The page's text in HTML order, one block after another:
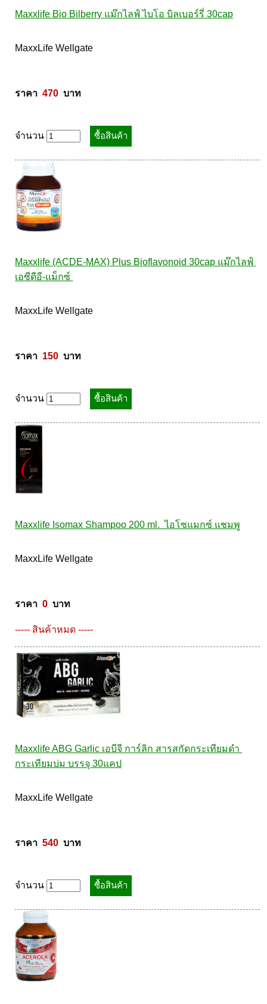
Maxxlife Bio Bilberry แม๊กไลฟ์ ไบโอ บิลเบอร์รี่ 30cap
MaxxLife Wellgate
ราคา 470
  บาท
จำนวน
Maxxlife (ACDE-MAX) Plus Bioflavonoid 30cap แม๊กไลฟ์
เอซีดีอี-แม็กซ์
MaxxLife Wellgate
ราคา 150
  บาท
จำนวน
Maxxlife Isomax Shampoo 200 ml.  ไอโซแมกซ์ แชมพู
MaxxLife Wellgate
ราคา 0
  บาท
----- สินค้าหมด -----
Maxxlife ABG Garlic เอบีจี การ์ลิก สารสกัดกระเทียมดำ
กระเทียมบ่ม บรรจุ 30แคป
MaxxLife Wellgate
ราคา 540
  บาท
จำนวน